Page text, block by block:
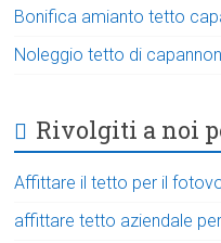
Bonifica amianto tetto
Noleggio tetto di
Rivolgiti a noi
Affittare il tetto per il
affittare tetto aziendale